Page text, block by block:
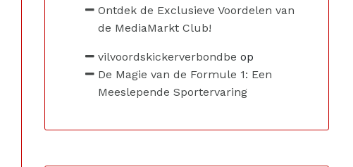
Ontdek de Exclusieve Voordelen van
de MediaMarkt Club!
vilvoordskickerverbondbe op
De Magie van de Formule 1: Een
Meeslepende Sportervaring